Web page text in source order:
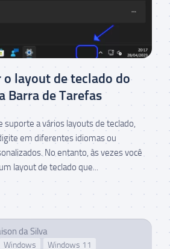
o layout de teclado do
Barra de Tarefas
suporte a vários layouts de teclado,
em diferentes idiomas ou
No entanto, às vezes você
layout de teclado que...
da Silva
Windows Windows 11